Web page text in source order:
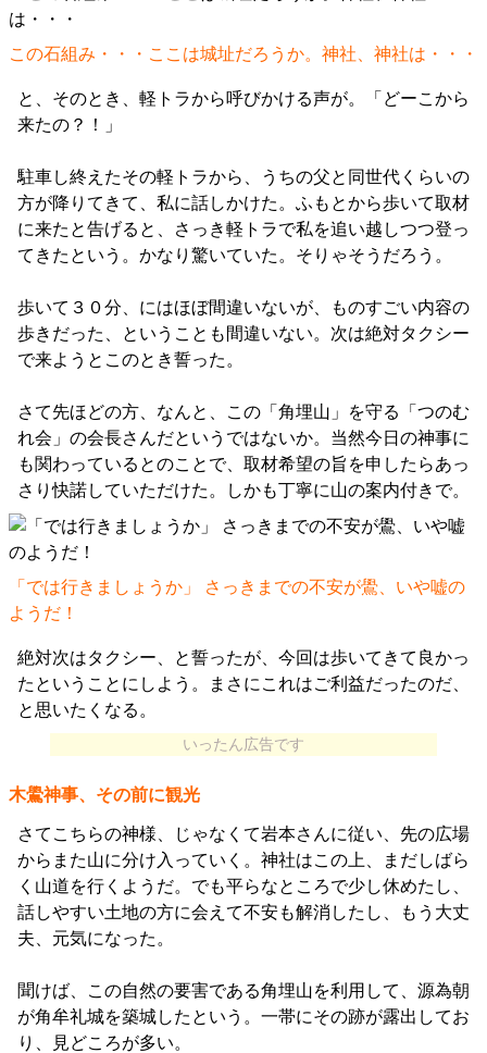
この石組み・・・ここは城址だろうか。神社、神社は・・・
と、そのとき、軽トラから呼びかける声が。「どーこから
来たの？！」
駐車し終えたその軽トラから、うちの父と同世代くらいの
方が降りてきて、私に話しかけた。ふもとから歩いて取材
に来たと告げると、さっき軽トラで私を追い越しつつ登っ
てきたという。かなり驚いていた。そりゃそうだろう。
歩いて３０分、にはほぼ間違いないが、ものすごい内容の
歩きだった、ということも間違いない。次は絶対タクシー
で来ようとこのとき誓った。
さて先ほどの方、なんと、この「角埋山」を守る「つのむ
れ会」の会長さんだというではないか。当然今日の神事に
も関わっているとのことで、取材希望の旨を申したらあっ
さり快諾していただけた。しかも丁寧に山の案内付きで。
「では行きましょうか」 さっきまでの不安が鷽、いや嘘の
ようだ！
絶対次はタクシー、と誓ったが、今回は歩いてきて良かっ
たということにしよう。まさにこれはご利益だったのだ、
と思いたくなる。
いったん広告です
木鷽神事、その前に観光
さてこちらの神様、じゃなくて岩本さんに従い、先の広場
からまた山に分け入っていく。神社はこの上、まだしばら
く山道を行くようだ。でも平らなところで少し休めたし、
話しやすい土地の方に会えて不安も解消したし、もう大丈
夫、元気になった。
聞けば、この自然の要害である角埋山を利用して、源為朝
が角牟礼城を築城したという。一帯にその跡が露出してお
り、見どころが多い。